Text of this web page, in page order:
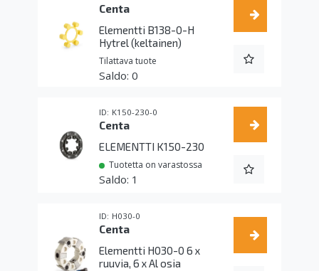
Centa
Elementti B138-0-H
Hytrel (keltainen)
Tilattava tuote
0
K150-230-0
Centa
ELEMENTTI K150-230
Tuotetta on varastossa
1
H030-0
Centa
Elementti H030-0 6 x
ruuvia, 6 x Al osia